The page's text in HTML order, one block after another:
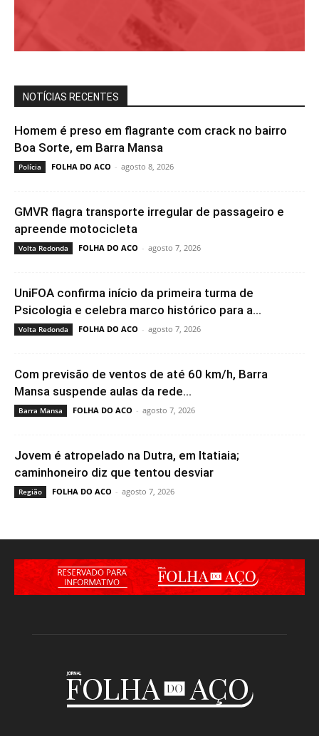
NOTÍCIAS RECENTES
Homem é preso em flagrante com crack no bairro
Boa Sorte, em Barra Mansa
Polícia FOLHA DO ACO - agosto 8, 2026
GMVR flagra transporte irregular de passageiro e
apreende motocicleta
Volta Redonda FOLHA DO ACO - agosto 7, 2026
UniFOA confirma início da primeira turma de
Psicologia e celebra marco histórico para a...
Volta Redonda FOLHA DO ACO - agosto 7, 2026
Com previsão de ventos de até 60 km/h, Barra
Mansa suspende aulas da rede...
Barra Mansa FOLHA DO ACO - agosto 7, 2026
Jovem é atropelado na Dutra, em Itatiaia;
caminhoneiro diz que tentou desviar
Região FOLHA DO ACO - agosto 7, 2026